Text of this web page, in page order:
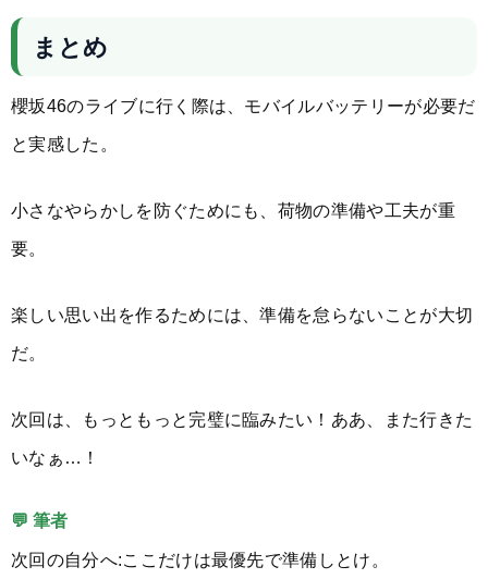
まとめ
櫻坂46のライブに行く際は、モバイルバッテリーが必要だ
と実感した。
小さなやらかしを防ぐためにも、荷物の準備や工夫が重
要。
楽しい思い出を作るためには、準備を怠らないことが大切
だ。
次回は、もっともっと完璧に臨みたい！ああ、また行きた
いなぁ…！
💬 筆者
次回の自分へ:ここだけは最優先で準備しとけ。